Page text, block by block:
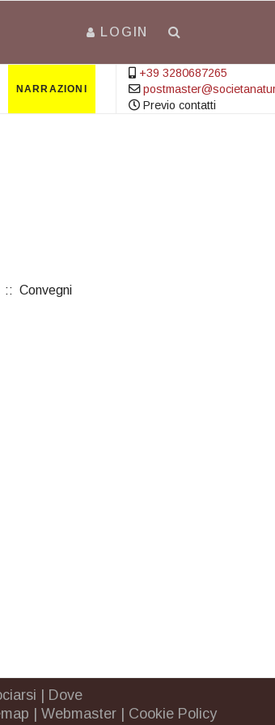
LOGIN
NARRAZIONI
+39 3280687265
Previo contatti
:: Convegni
Dove
Webmaster Cookie Policy